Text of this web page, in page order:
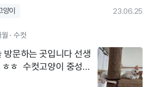
생님. 원장선생님이 목욕
심되요!
양이 23.06.25
· 수컷
방문하는 곳입니다 선생
ㅎ 수컷고양이 중성화
어요 아이가 겁도많은데